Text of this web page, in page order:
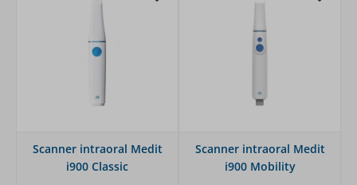
Scanner intraoral Medit
i900 Classic
Scanner intraoral Medit
i900 Mobility